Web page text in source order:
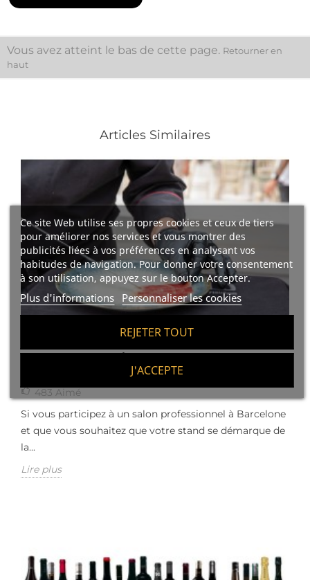
Ce site Web utilise ses propres cookies et ceux de tiers
pour améliorer nos services et vous montrer des
publicités liées à vos préférences en analysant vos
habitudes de navigation. Pour donner votre consentement
à son utilisation, appuyez sur le bouton Accepter.
Plus d'informations Personnaliser les cookies
REJETER TOUT
J'ACCEPTE
Vous avez atteint le bas de cette page. Retourner en
haut
Articles Similaires
POUR VOTRE STAND
483 Aimé
Si vous participez à un salon professionnel à Barcelone
et que vous souhaitez que votre stand se démarque de
la...
Lire plus